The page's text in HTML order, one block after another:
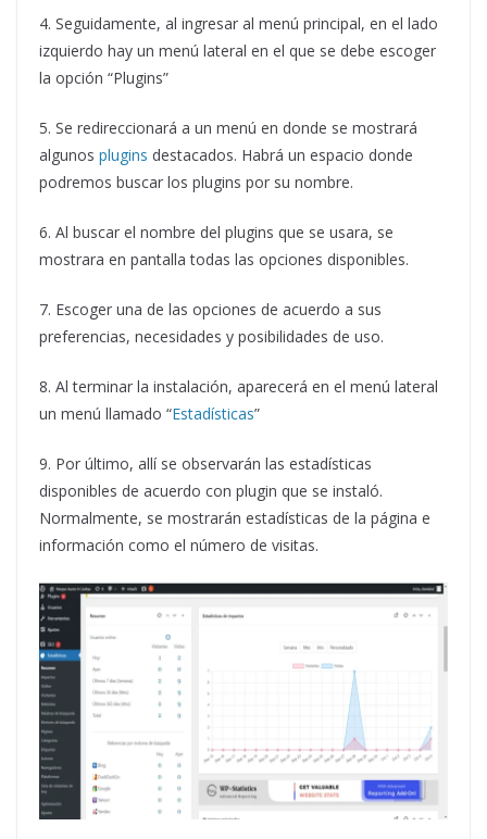
4. Seguidamente, al ingresar al menú principal, en el lado
izquierdo hay un menú lateral en el que se debe escoger
la opción “Plugins”
5. Se redireccionará a un menú en donde se mostrará
algunos plugins destacados. Habrá un espacio donde
podremos buscar los plugins por su nombre.
6. Al buscar el nombre del plugins que se usara, se
mostrara en pantalla todas las opciones disponibles.
7. Escoger una de las opciones de acuerdo a sus
preferencias, necesidades y posibilidades de uso.
8. Al terminar la instalación, aparecerá en el menú lateral
un menú llamado “Estadísticas”
9. Por último, allí se observarán las estadísticas
disponibles de acuerdo con plugin que se instaló.
Normalmente, se mostrarán estadísticas de la página e
información como el número de visitas.